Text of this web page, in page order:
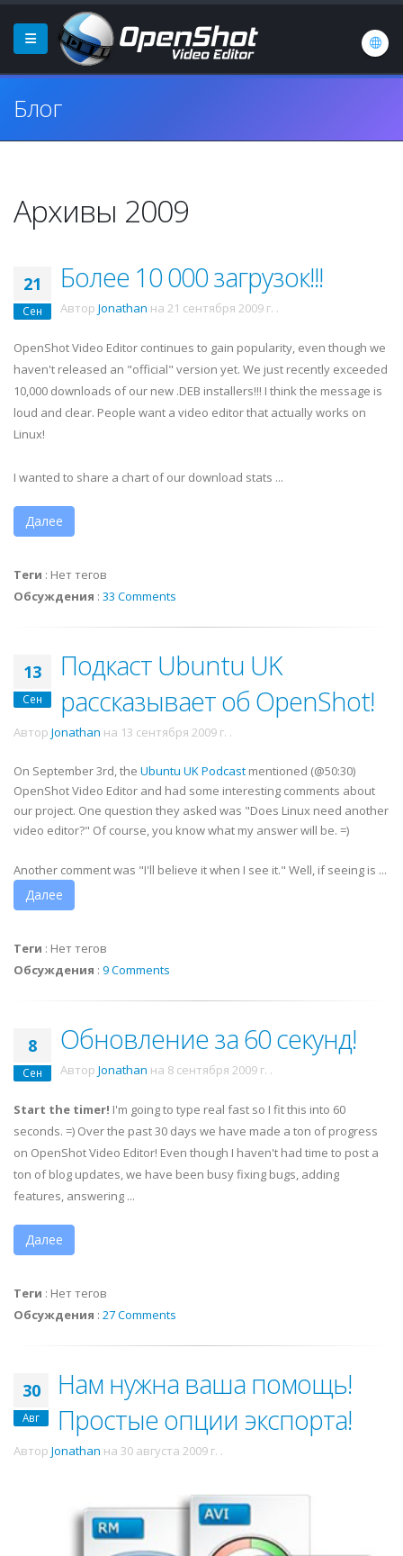
Блог
Архивы 2009
21
Сен
Более 10 000 загрузок!!!
Автор Jonathan на 21 сентября 2009 г. .
OpenShot Video Editor continues to gain popularity, even though we
haven't released an "official" version yet. We just recently exceeded
10,000 downloads of our new .DEB installers!!! I think the message is
loud and clear. People want a video editor that actually works on
Linux!
I wanted to share a chart of our download stats ...
Далее
Теги : Нет тегов
Обсуждения : 33 Comments
13
Сен
Подкаст Ubuntu UK
рассказывает об OpenShot!
Автор Jonathan на 13 сентября 2009 г. .
On September 3rd, the Ubuntu UK Podcast mentioned (@50:30)
OpenShot Video Editor and had some interesting comments about
our project. One question they asked was "Does Linux need another
video editor?" Of course, you know what my answer will be. =)
Another comment was "I'll believe it when I see it." Well, if seeing is ...
Далее
Теги : Нет тегов
Обсуждения : 9 Comments
8
Сен
Обновление за 60 секунд!
Автор Jonathan на 8 сентября 2009 г. .
Start the timer! I'm going to type real fast so I fit this into 60
seconds. =) Over the past 30 days we have made a ton of progress
on OpenShot Video Editor! Even though I haven't had time to post a
ton of blog updates, we have been busy fixing bugs, adding
features, answering ...
Далее
Теги : Нет тегов
Обсуждения : 27 Comments
30
Авг
Нам нужна ваша помощь!
Простые опции экспорта!
Автор Jonathan на 30 августа 2009 г. .